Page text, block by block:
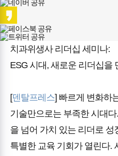
치과위생사 리더십 세미나:
ESG 시대, 새로운 리더십을
[덴탈프레스] 빠르게 변화하
기술만으로는 부족한 시대
을 넘어 가치 있는 리더로
특별한 교육 기회가 열린다.